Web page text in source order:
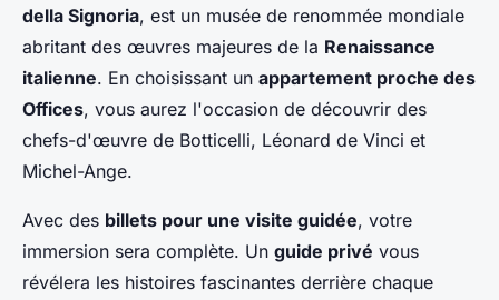
della Signoria, est un musée de renommée mondiale
abritant des œuvres majeures de la Renaissance
italienne. En choisissant un appartement proche des
Offices, vous aurez l'occasion de découvrir des
chefs-d'œuvre de Botticelli, Léonard de Vinci et
Michel-Ange.
Avec des billets pour une visite guidée, votre
immersion sera complète. Un guide privé vous
révélera les histoires fascinantes derrière chaque